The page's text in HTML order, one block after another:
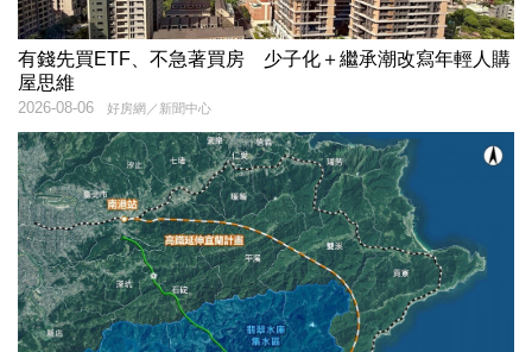
有錢先買ETF、不急著買房 少子化＋繼承潮改寫年輕人購
屋思維
好房網／新聞中心
2026-08-06